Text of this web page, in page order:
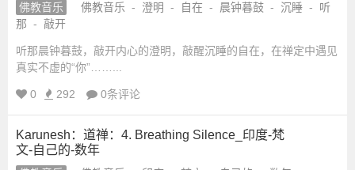
佛教音乐 佛教音乐 - 澄明 - 自在 - 晨钟暮鼓 - 沉睡 -
听
那 - 敲开
听那晨钟暮鼓，敲开内心的澄明，敲醒沉睡的自在，在禅定中遇见
真实不虚的“你”……...
0 292 0条评论
Karunesh：道禅：4. Breathing Silence_印度-梵
文-自己的-数年